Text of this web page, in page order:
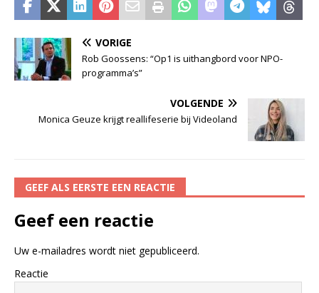
VORIGE
Rob Goossens: “Op1 is uithangbord voor NPO-
programma’s”
VOLGENDE
Monica Geuze krijgt reallifeserie bij Videoland
GEEF ALS EERSTE EEN REACTIE
Geef een reactie
Uw e-mailadres wordt niet gepubliceerd.
Reactie